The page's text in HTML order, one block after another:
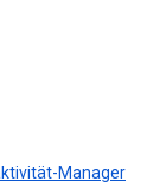
Manager